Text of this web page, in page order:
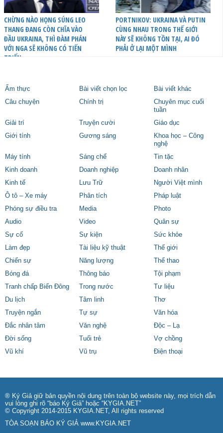
CHỪNG NÀO HỌNG SÚNG LEO
THANG ĐANG CÒN CHĨA VÀO
ĐẦU UKRAINA, THÌ ĐÀM PHÁN
VỚI NGA SẼ KHÔNG CÓ TIẾN
TRIỂN
PORTNIKOV: UKRAINA VÀ PUTIN
CÙNG NHAU TRONG THẾ GIỚI
NÀY SẼ KHÔNG TỒN TẠI, AI ĐÓ
PHẢI Ở LẠI MỘT MÌNH
Ẩm thực Bài viết chọn lọc
Bài viết khác
Câu chuyện
Chính trị
Chuyên mục cuối
tuần
Giải trí
Truyện cười
Giáo dục
Giới tính
Gương sáng
Khoa học – Công
nghệ
Máy tính
Sáng chế
Tin tặc
Kinh doanh
Doanh nghiệp
Doanh nhân
Kinh tế
Lưu Trữ
Người Việt mình
Ô tô – Xe máy
Phân tích
Pháp luật
Phóng sự điều tra
Media
Photo
Audio
Video
Quân sự
Sự cố
Sự kiện
Sức khỏe
Làm đẹp
Tài liệu kỹ thuật
Thế giới
Chiến sự
Năng lượng
Thể thao
Bóng đá
Thông báo
Tội phạm
Tranh chấp Biển Đông
Trong nước
Tư liệu
Du lịch
Tâm linh
Thơ
Truyện ngắn
Tự sự
Văn hóa
Đắc nhân tâm
Văn nghệ
Độc – Lạ
Đời sống
Tuổi trẻ
Vợ chồng
Vũ khí
Vũ trụ Điện thoại
® Ký Giả giữ bản quyền nội dung trên toàn bộ website này, mọi trích dẫn
vui lòng ghi rõ “báo Ký Giả” hoặc “KYGIA.NET”
© Copyright 2014-2015 KYGIA.NET, All rights reserved
TÒA SOẠN BÁO KÝ GIẢ www.KYGIA.NET